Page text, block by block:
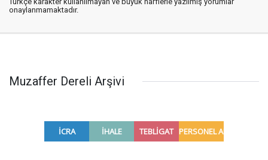
onaylanmamaktadır.
Muzaffer Dereli Arşivi